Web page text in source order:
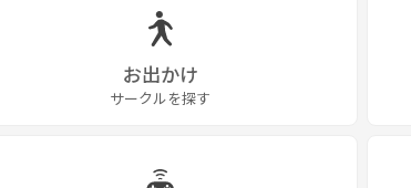
お出かけ
サークルを探す